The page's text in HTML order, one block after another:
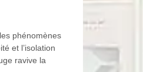
phénomènes
et l’isolation
ravive la